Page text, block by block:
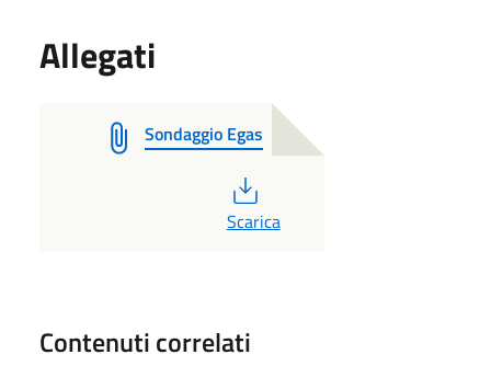
Allegati
Sondaggio Egas
PDF
Scarica
Contenuti correlati